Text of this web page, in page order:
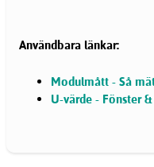
Användbara länkar:
Modulmått - Så
U-värde - Fönster